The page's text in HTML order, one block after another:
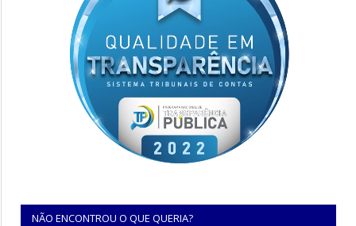
NÃO ENCONTROU O QUE QUERIA?